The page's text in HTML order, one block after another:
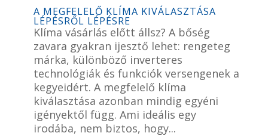
A MEGFELELŐ KLÍMA KIVÁLASZTÁSA
LÉPÉSRŐL LÉPÉSRE
Klíma vásárlás előtt állsz? A bőség
zavara gyakran ijesztő lehet: rengeteg
márka, különböző inverteres
technológiák és funkciók versengenek a
kegyeidért. A megfelelő klíma
kiválasztása azonban mindig egyéni
igényektől függ. Ami ideális egy
irodába, nem biztos, hogy...